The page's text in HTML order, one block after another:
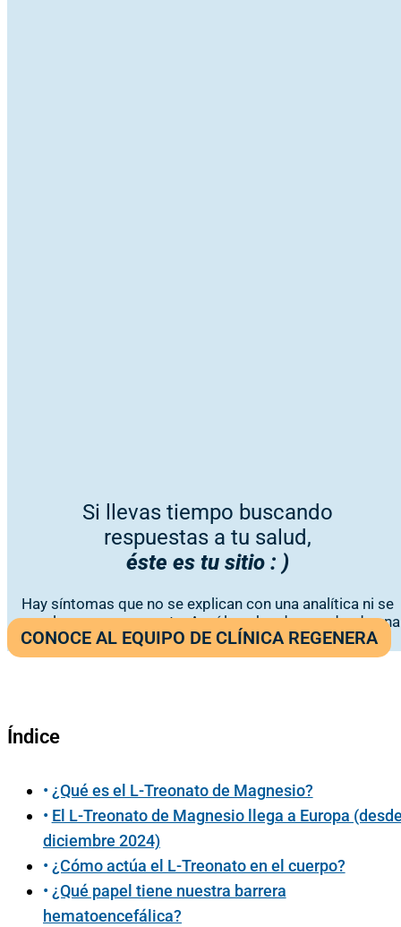
Si llevas tiempo buscando
respuestas a tu salud,
éste es tu sitio : )
Hay síntomas que no se explican con una analítica ni se
resuelven con una receta. Aquí los abordamos desde una
visión médica integrativa y personalizada.
CONOCE AL EQUIPO DE CLÍNICA REGENERA
Índice
¿Qué es el L-Treonato de Magnesio?
El L-Treonato de Magnesio llega a Europa
diciembre 2024)
¿Cómo actúa el L-Treonato en el cuerpo?
¿Qué papel tiene nuestra barrera
hematoencefálica?